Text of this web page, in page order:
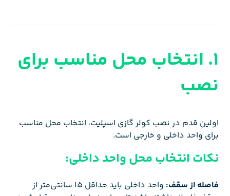
1. انتخاب محل مناسب برای
نصب
اولین قدم در نصب کولر گازی اسپلیت، انتخاب محل مناسب
برای واحد داخلی و خارجی است.
نکات انتخاب محل واحد داخلی:
فاصله از سقف:
واحد داخلی باید حداقل 15 سانتی‌متر از